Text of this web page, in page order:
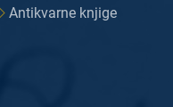
Antikvarne knjige